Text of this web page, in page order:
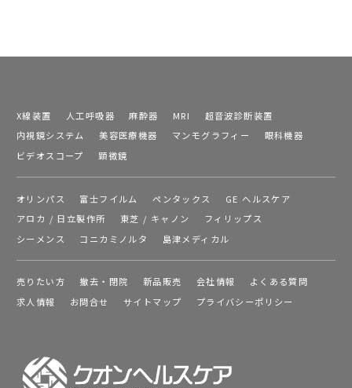
X線装置 人工呼吸器 麻酔器 MRI
超音波診断装置
内視鏡システム
美容医療機器 マンモグラフィー
眼科機器
ビデオスコープ
顕微鏡
オリンパス 富士フイルム ペンタックス
GE ヘルスケア
アロカ / 日立製作所
東芝 / キャノン
フィリップス
シーメンス
コニカミノルタ 島津メディカル
売りたい方 撤去・閉院 新品販売 会社情報
よくある質問
求人情報
お問合せ サイトマップ プライバシーポリシー